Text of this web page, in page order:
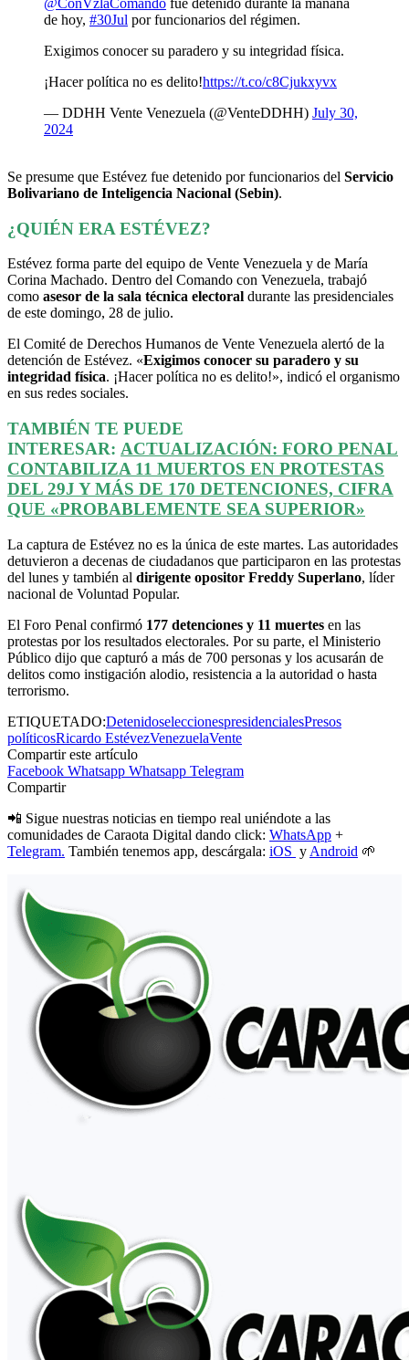
de hoy, #30Jul por funcionarios del régimen.
Exigimos conocer su paradero y su integridad física.
¡Hacer política no es delito!https://t.co/c8Cjukxyvx
— DDHH Vente Venezuela (@VenteDDHH) July 30,
2024
Se presume que Estévez fue detenido por funcionarios del Servicio
Bolivariano de Inteligencia Nacional (Sebin).
¿QUIÉN ERA ESTÉVEZ?
Estévez forma parte del equipo de Vente Venezuela y de María
Corina Machado. Dentro del Comando con Venezuela, trabajó
como asesor de la sala técnica electoral durante las presidenciales
de este domingo, 28 de julio.
El Comité de Derechos Humanos de Vente Venezuela alertó de la
detención de Estévez. «Exigimos conocer su paradero y su
integridad física. ¡Hacer política no es delito!», indicó el organismo
en sus redes sociales.
TAMBIÉN TE PUEDE
INTERESAR: ACTUALIZACIÓN: FORO PENAL
CONTABILIZA 11 MUERTOS EN PROTESTAS
DEL 29J Y MÁS DE 170 DETENCIONES, CIFRA
QUE «PROBABLEMENTE SEA SUPERIOR»
La captura de Estévez no es la única de este martes. Las autoridades
detuvieron a decenas de ciudadanos que participaron en las protestas
del lunes y también al dirigente opositor Freddy Superlano, líder
nacional de Voluntad Popular.
El Foro Penal confirmó 177 detenciones y 11 muertes en las
protestas por los resultados electorales. Por su parte, el Ministerio
Público dijo que capturó a más de 700 personas y los acusarán de
delitos como instigación alodio, resistencia a la autoridad o hasta
terrorismo.
ETIQUETADO:DetenidoseleccionespresidencialesPresos
políticosRicardo EstévezVenezuelaVente
Compartir este artículo
Facebook Whatsapp Whatsapp Telegram
Compartir
📲 Sigue nuestras noticias en tiempo real uniéndote a las
comunidades de Caraota Digital dando click: WhatsApp +
Telegram. También tenemos app, descárgala: iOS y Android 🌱